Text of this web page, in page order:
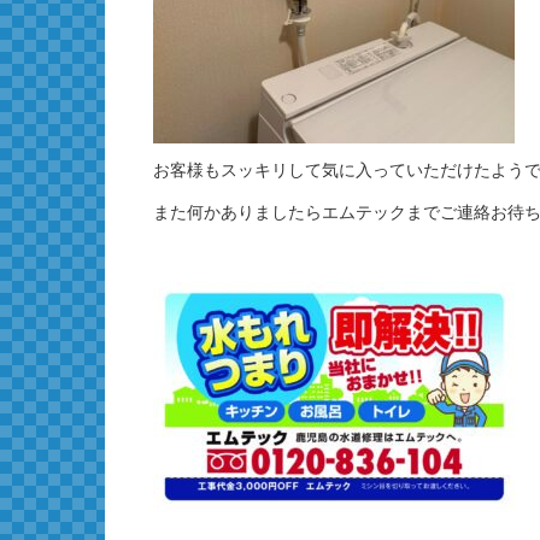
お客様もスッキリして気に入っていただけたよう
また何かありましたらエムテックまでご連絡お待